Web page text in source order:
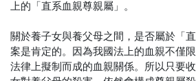
上的「直系血親尊親屬」。
關於養子女與養父母之間，是否屬於「
案是肯定的。因為我國法上的血親不僅
法律上擬制而成的血親關係。所以只要